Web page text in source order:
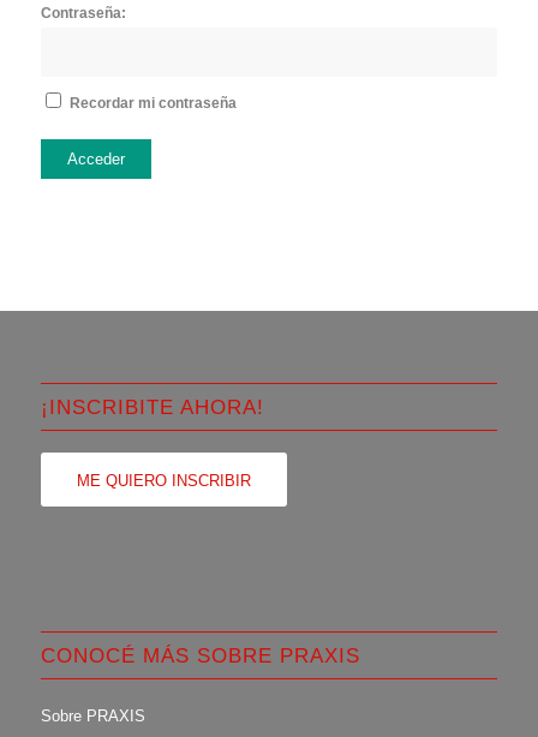
Contraseña:
Recordar mi contraseña
Acceder
¡INSCRIBITE AHORA!
ME QUIERO INSCRIBIR
CONOCÉ MÁS SOBRE PRAXIS
Sobre PRAXIS